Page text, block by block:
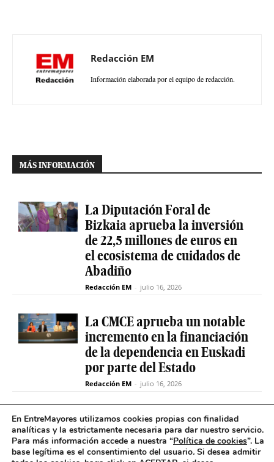
Redacción EM
Información elaborada por el equipo de redacción.
MÁS INFORMACIÓN
La Diputación Foral de
Bizkaia aprueba la inversión
de 22,5 millones de euros en
el ecosistema de cuidados de
Abadiño
Redacción EM - julio 16, 2026
La CMCE aprueba un notable
incremento en la financiación
de la dependencia en Euskadi
por parte del Estado
Redacción EM - julio 16, 2026
El servicio de teleasistencia
betiON prueba un nuevo
sistema de mensajes de voz
En EntreMayores utilizamos cookies propias con finalidad
analíticas y la estrictamente necesaria para dar nuestro servicio.
Para más información accede a nuestra “Política de cookies”. La
base legítima es el consentimiento del usuario. Si desea admitir